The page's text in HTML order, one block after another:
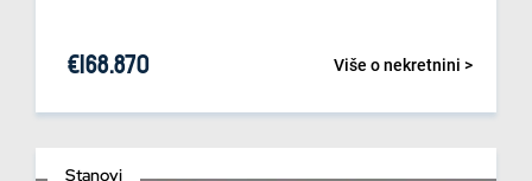
Više o nekretnini >
€168.870
Stanovi